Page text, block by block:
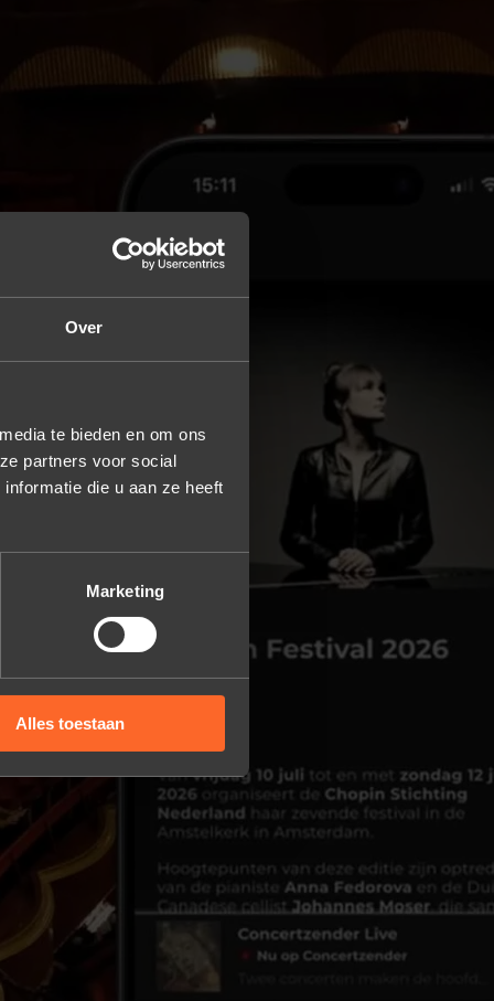
Over
te bieden en om ons
partners voor social
die u aan ze heeft
Marketing
Alles toestaan